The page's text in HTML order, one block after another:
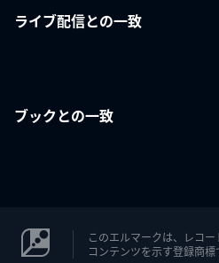
ライブ配信との一致
ブックとの一致
このエルマークは、レコ
コンテンツを示す登録商